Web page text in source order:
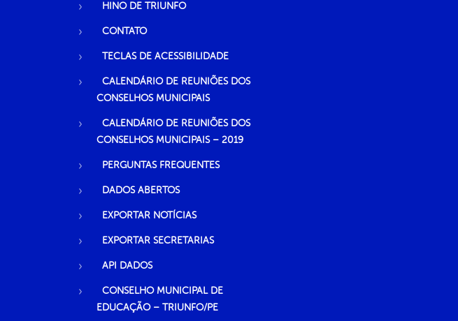
HINO DE TRIUNFO
CONTATO
TECLAS DE ACESSIBILIDADE
CALENDÁRIO DE REUNIÕES DOS
CONSELHOS MUNICIPAIS
CALENDÁRIO DE REUNIÕES DOS
CONSELHOS MUNICIPAIS – 2019
PERGUNTAS FREQUENTES
DADOS ABERTOS
EXPORTAR NOTÍCIAS
EXPORTAR SECRETARIAS
API DADOS
CONSELHO MUNICIPAL DE
EDUCAÇÃO – TRIUNFO/PE